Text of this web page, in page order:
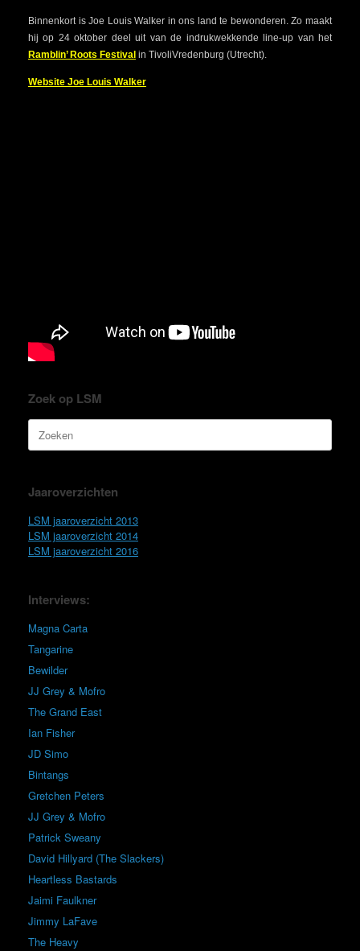
Binnenkort is Joe Louis Walker in ons land te bewonderen. Zo maakt
hij op 24 oktober deel uit van de indrukwekkende line-up van het
Ramblin’ Roots Festival in TivoliVredenburg (Utrecht).
Website Joe Louis Walker
Zoek op LSM
Zoeken
naar:
Jaaroverzichten
LSM jaaroverzicht 2013
LSM jaaroverzicht 2014
LSM jaaroverzicht 2016
Interviews:
Magna Carta
Tangarine
Bewilder
JJ Grey & Mofro
The Grand East
Ian Fisher
JD Simo
Bintangs
Gretchen Peters
JJ Grey & Mofro
Patrick Sweany
David Hillyard (The Slackers)
Heartless Bastards
Jaimi Faulkner
Jimmy LaFave
The Heavy